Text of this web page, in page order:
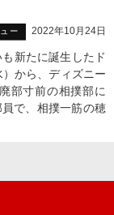
ー 2022年10月24日
新たに誕生したド
から、ディズニー
部寸前の相撲部に
で、相撲一筋の穂